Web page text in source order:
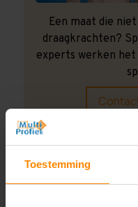
Toestemming
Een maat die
draagkrachten?
experts werken het
Laat